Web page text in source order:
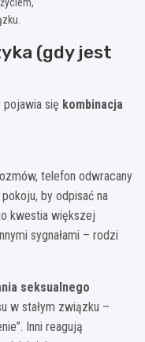
(gdy jest
się kombinacja
telefon odwracany
by odpisać na
kwestia większej
sygnałami – rodzi
seksualnego
w stałym związku –
Inni reagują